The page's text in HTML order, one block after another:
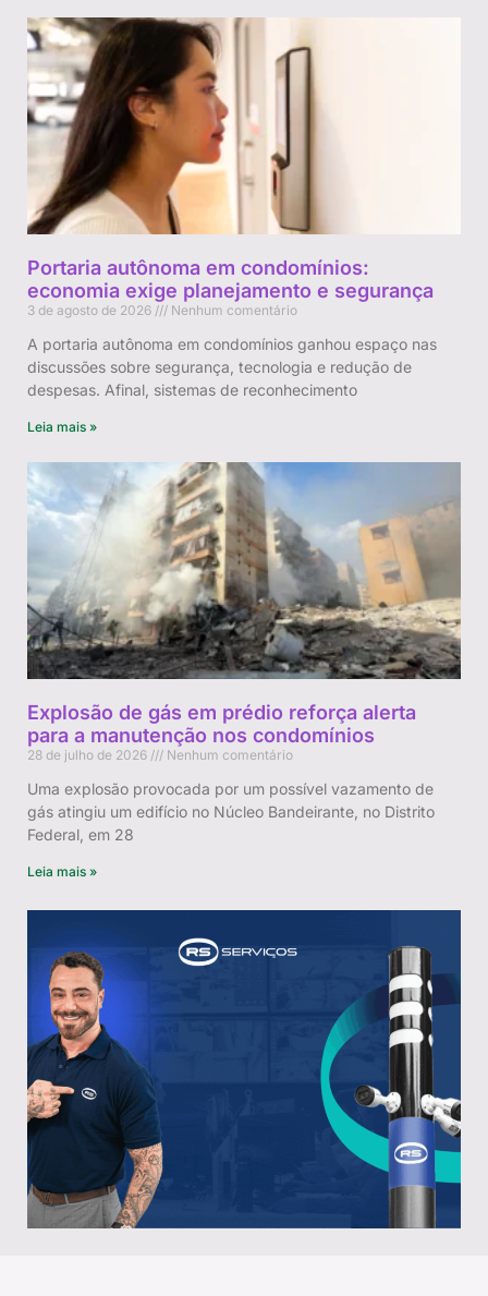
Portaria autônoma em condomínios:
economia exige planejamento e segurança
3 de agosto de 2026 Nenhum comentário
A portaria autônoma em condomínios ganhou espaço nas
discussões sobre segurança, tecnologia e redução de
despesas. Afinal, sistemas de reconhecimento
Leia mais »
Explosão de gás em prédio reforça alerta
para a manutenção nos condomínios
28 de julho de 2026 Nenhum comentário
Uma explosão provocada por um possível vazamento de
gás atingiu um edifício no Núcleo Bandeirante, no Distrito
Federal, em 28
Leia mais »